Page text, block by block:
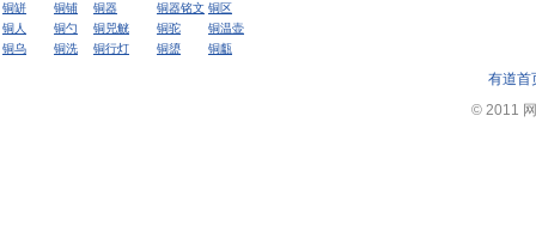
铜缾
铜铺 铜器 铜器铭文 铜区
铜人
铜勺 铜兕觥 铜驼
铜温壶
铜乌
铜洗 铜行灯 铜盨 铜甗
有道首
© 2011